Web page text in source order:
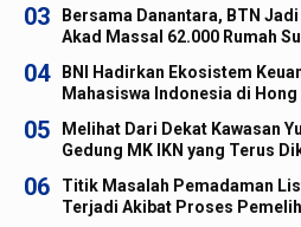
03
Bersama Danantara, BTN
Akad Massal 62.000 Rumah
04
BNI Hadirkan Ekosistem
Mahasiswa Indonesia di Hong
05
Melihat Dari Dekat Kawasan
Gedung MK IKN yang Terus
06
Titik Masalah Pemadaman
Terjadi Akibat Proses